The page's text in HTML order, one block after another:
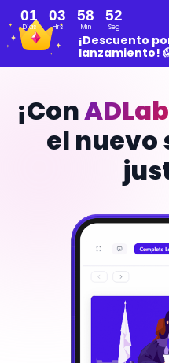
01
Días
03
Hrs
58
Min
50
Seg
¡Descuento
lanzamiento!
¡Con
el nuevo